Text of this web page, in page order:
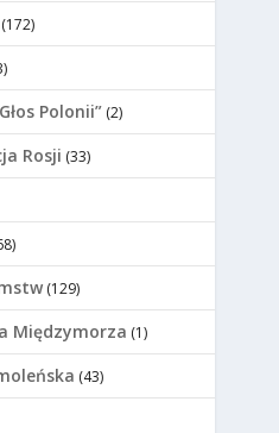
(172)
Polonii” (2)
Rosji (33)
(129)
Międzymorza (1)
(43)